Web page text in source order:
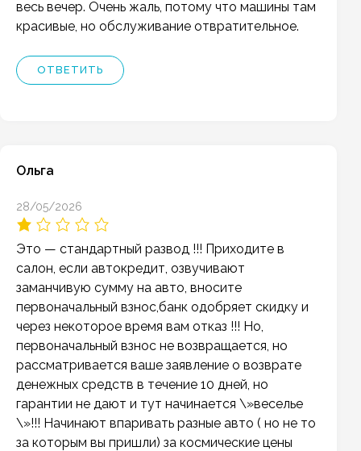
весь вечер. Очень жаль, потому что машины там
красивые, но обслуживание отвратительное.
ОТВЕТИТЬ
Ольга
28/05/2026
Это — стандартный развод !!! Приходите в
салон, если автокредит, озвучивают
заманчивую сумму на авто, вносите
первоначальный взнос,банк одобряет скидку и
через некоторое время вам отказ !!! Но,
первоначальный взнос не возвращается, но
рассматривается ваше заявление о возврате
денежных средств в течение 10 дней, но
гарантии не дают и тут начинается \»веселье
\»!!! Начинают впаривать разные авто ( но не то
за которым вы пришли) за космические цены